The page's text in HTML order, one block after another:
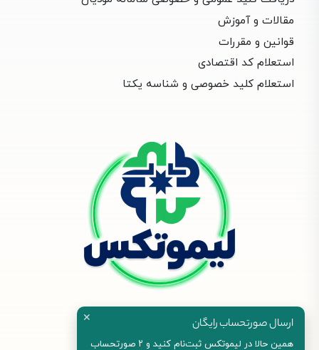
مقالات و آموزش
قوانین و مقررات
استعلام کد اقتصادی
استعلام کلید خصوصی و شناسه یکتا
✕ ارسال صورتحساب رایگان
همین حالا در لیموتکس ثبت‌نام کنید و ۲ صورتحساب